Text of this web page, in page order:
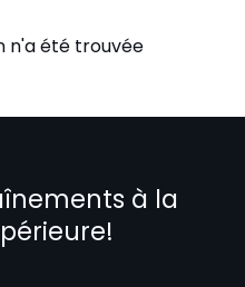
n'a été trouvée
à la